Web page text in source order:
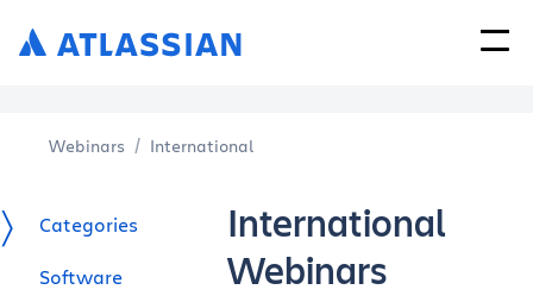
Webinars International
Categories
Software
International
Webinars